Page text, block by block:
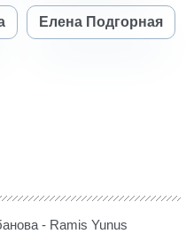
Елена Подгорная
- Ramis Yunus